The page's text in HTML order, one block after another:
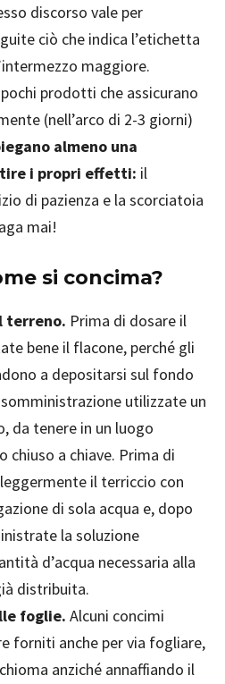
discorso vale per
ciò che indica l’etichetta
maggiore.
prodotti che assicurano
(nell’arco di 2-3 giorni)
almeno una
i propri effetti: il
di pazienza e la scorciatoia
mai!
si concima?
terreno. Prima di dosare il
bene il flacone, perché gli
a depositarsi sul fondo
utilizzate un
da tenere in un luogo
chiuso a chiave. Prima di
il terriccio con
di sola acqua e, dopo
la soluzione
d’acqua necessaria alla
distribuita.
foglie. Alcuni concimi
forniti anche per via fogliare,
anziché annaffiando il